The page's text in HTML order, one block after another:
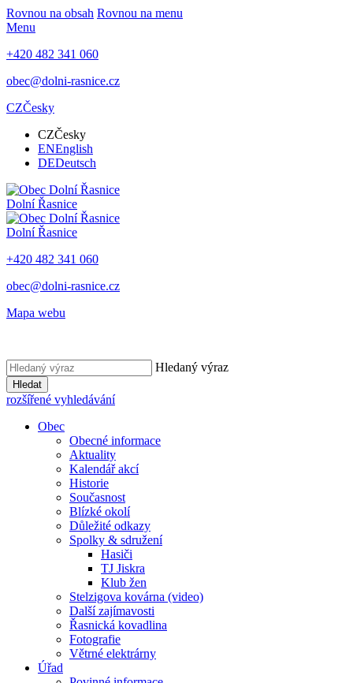
Rovnou na obsah Rovnou na menu
Menu
+420 482 341 060
obec@dolni-rasnice.cz
CZČesky
CZČesky
ENEnglish
DEDeutsch
Dolní Řasnice
Dolní Řasnice
+420 482 341 060
obec@dolni-rasnice.cz
Mapa webu
Hledaný výraz
Hledat
rozšířené vyhledávání
Obec
Obecné informace
Aktuality
Kalendář akcí
Historie
Současnost
Blízké okolí
Důležité odkazy
Spolky & sdružení
Hasiči
TJ Jiskra
Klub žen
Stelzigova kovárna (video)
Další zajímavosti
Řasnická kovadlina
Fotografie
Větrné elektrárny
Úřad